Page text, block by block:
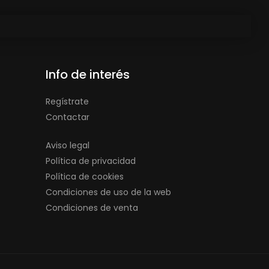
Info de interés
Regístrate
Contactar
Aviso legal
Política de privacidad
Política de cookies
Condiciones de uso de la web
Condiciones de venta